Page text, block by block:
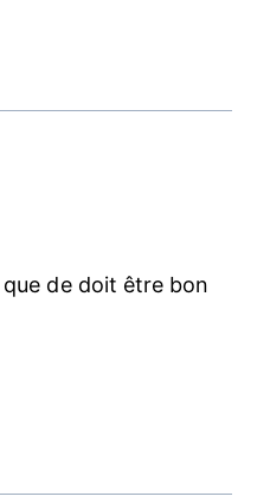
de doit être bon